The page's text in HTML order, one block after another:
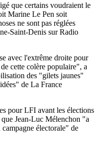
que certains voudraient le
Marine Le Pen soit
ne sont pas réglées
Saint-Denis sur Radio
avec l'extrême droite pour
cette colère populaire", a
des "gilets jaunes"
de La France
pour LFI avant les élections
Jean-Luc Mélenchon "a
électorale" de